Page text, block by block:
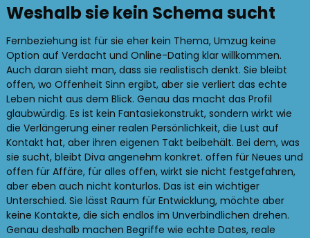
Weshalb sie kein Schema sucht
Fernbeziehung ist für sie eher kein Thema, Umzug keine
Option auf Verdacht und Online-Dating klar willkommen.
Auch daran sieht man, dass sie realistisch denkt. Sie bleibt
offen, wo Offenheit Sinn ergibt, aber sie verliert das echte
Leben nicht aus dem Blick. Genau das macht das Profil
glaubwürdig. Es ist kein Fantasiekonstrukt, sondern wirkt wie
die Verlängerung einer realen Persönlichkeit, die Lust auf
Kontakt hat, aber ihren eigenen Takt beibehält. Bei dem, was
sie sucht, bleibt Diva angenehm konkret. offen für Neues und
offen für Affäre, für alles offen, wirkt sie nicht festgefahren,
aber eben auch nicht konturlos. Das ist ein wichtiger
Unterschied. Sie lässt Raum für Entwicklung, möchte aber
keine Kontakte, die sich endlos im Unverbindlichen drehen.
Genau deshalb machen Begriffe wie echte Dates, reale